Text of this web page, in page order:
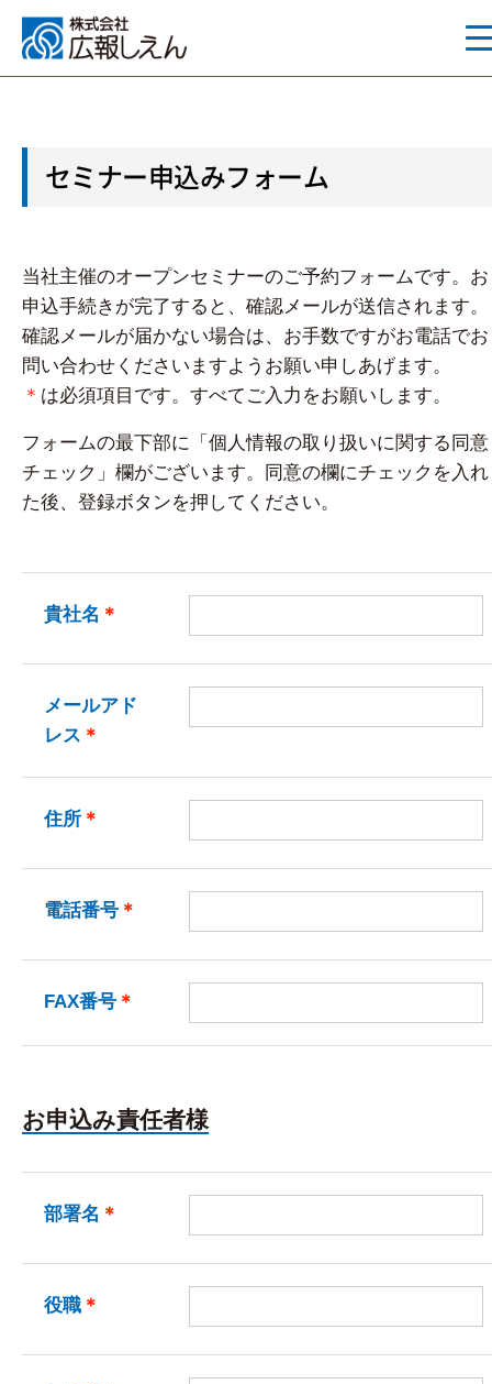
セミナー申込みフォーム
当社主催のオープンセミナーのご予約フォームです。お
申込手続きが完了すると、確認メールが送信されます。
確認メールが届かない場合は、お手数ですがお電話でお
問い合わせくださいますようお願い申しあげます。
＊ は必須項目です。すべてご入力をお願いします。
フォームの最下部に「個人情報の取り扱いに関する同意
チェック」欄がございます。同意の欄にチェックを入れ
た後、登録ボタンを押してください。
貴社名 ＊
メールアド
レス ＊
住所 ＊
電話番号 ＊
FAX番号 ＊
お申込み責任者様
部署名 ＊
役職 ＊